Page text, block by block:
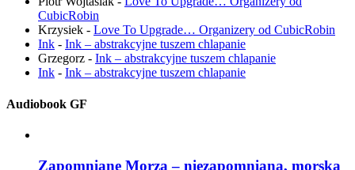
CubicRobin
Krzysiek - Love To Upgrade… Organizery od CubicRobin
Ink - Ink – abstrakcyjne tuszem chlapanie
Grzegorz - Ink – abstrakcyjne tuszem chlapanie
Ink - Ink – abstrakcyjne tuszem chlapanie
Audiobook GF
Zapomniane Morza – niezapomniana, morska